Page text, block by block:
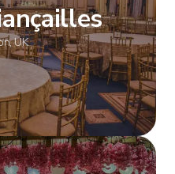
UK
Afficher plus